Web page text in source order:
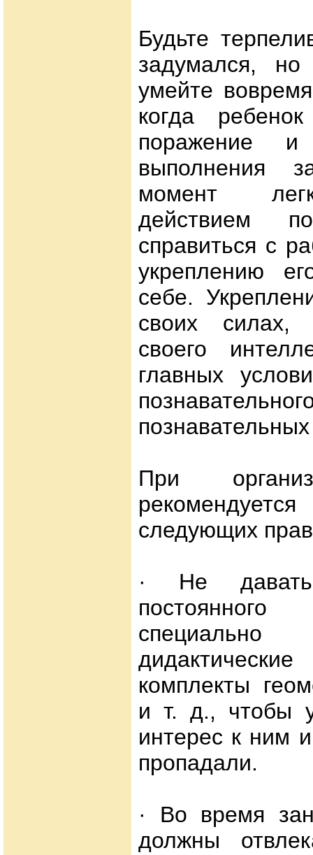
Будьте
задумался,
умейте
когда
поражение и
выполнения
момент
действием
справиться с
укреплению
себе.
своих силах,
своего
главных
При
следующих
· Не
комплекты
и т. д., чтобы
интерес к ним
пропадали.
· Во время
должны